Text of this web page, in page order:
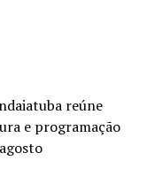
reúne
e programação